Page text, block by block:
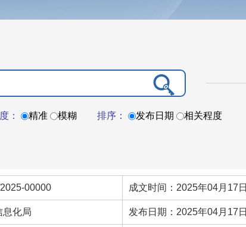
： 精准 模糊 排序： 发布日期 相关程度
00000 成文时间：2025年04月17日
息化局 发布日期：2025年04月17日